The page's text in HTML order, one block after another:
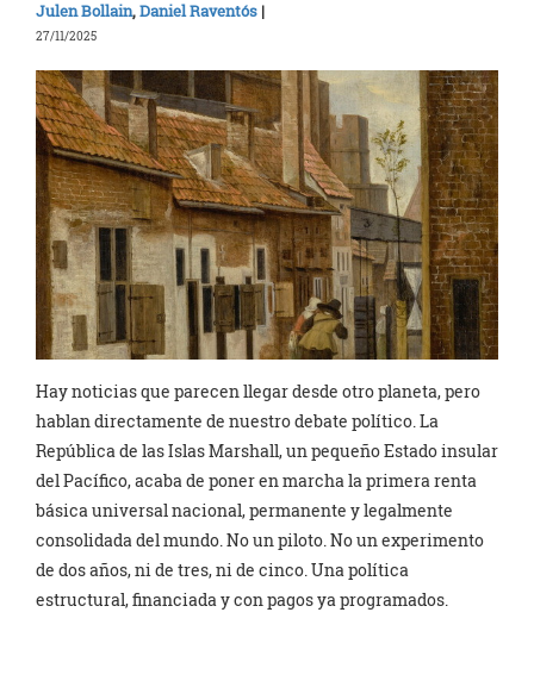
Julen Bollain,Daniel Raventós |
27/11/2025
Hay noticias que parecen llegar desde otro planeta, pero
hablan directamente de nuestro debate político. La
República de las Islas Marshall, un pequeño Estado insular
del Pacífico, acaba de poner en marcha la primera renta
básica universal nacional, permanente y legalmente
consolidada del mundo. No un piloto. No un experimento
de dos años, ni de tres, ni de cinco. Una política
estructural, financiada y con pagos ya programados.